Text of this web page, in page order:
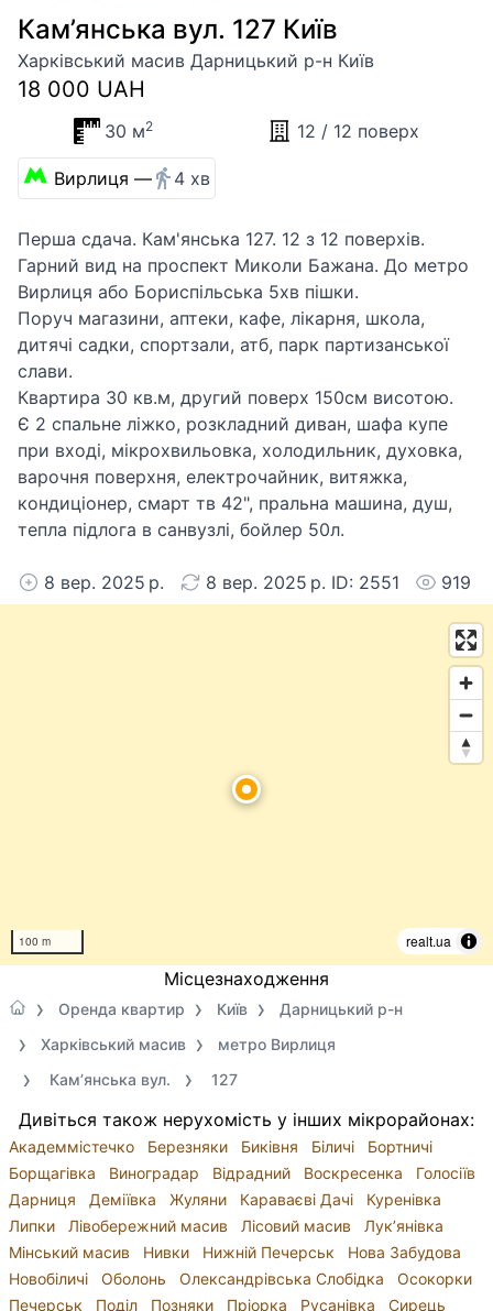
Кам’янська вул. 127 Київ
Харківський масив Дарницький р-н Київ
18 000 UAH
30 м2 12 / 12 поверх
Вирлиця — 4 хв
Перша сдача. Кам'янська 127. 12 з 12 поверхів.
Гарний вид на проспект Миколи Бажана. До метро
Вирлиця або Бориспільська 5хв пішки.
Поруч магазини, аптеки, кафе, лікарня, школа,
дитячі садки, спортзали, атб, парк партизанської
слави.
Квартира 30 кв.м, другий поверх 150см висотою.
Є 2 спальне ліжко, розкладний диван, шафа купе
при вході, мікрохвильовка, холодильник, духовка,
варочня поверхня, електрочайник, витяжка,
кондиціонер, смарт тв 42", пральна машина, душ,
тепла підлога в санвузлі, бойлер 50л.
8 вер. 2025 р. 8 вер. 2025 р. ID: 2551 919
100 m realt.ua
Місцезнаходження
Оренда квартир Київ
Дарницький р-н
Харківський масив
метро Вирлиця
Кам’янська вул.
127
Дивіться також нерухомість у інших мікрорайонах:
Академмістечко Березняки Биківня Біличі
Бортничі
Борщагівка
Виноградар Відрадний Воскресенка
Голосіїв
Дарниця
Деміївка Жуляни Караваєві Дачі
Куренівка
Липки
Лівобережний масив Лісовий масив
Лук’янівка
Мінський масив
Нивки Нижній Печерськ
Нова Забудова
Новобіличі
Оболонь Олександрівська Слобідка
Осокорки
Печерськ
Поділ Позняки Пріорка Русанівка Сирець